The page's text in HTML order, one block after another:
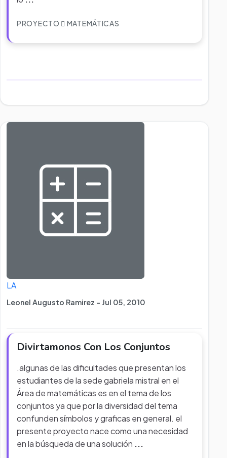
PROYECTO MATEMÁTICAS
LA
Leonel Augusto Ramirez - Jul 05, 2010
Divirtamonos Con Los Conjuntos
.algunas de las dificultades que presentan los
estudiantes de la sede gabriela mistral en el
Área de matemáticas es en el tema de los
conjuntos ya que por la diversidad del tema
confunden símbolos y graficas en general. el
presente proyecto nace como una necesidad
en la búsqueda de una solución ...